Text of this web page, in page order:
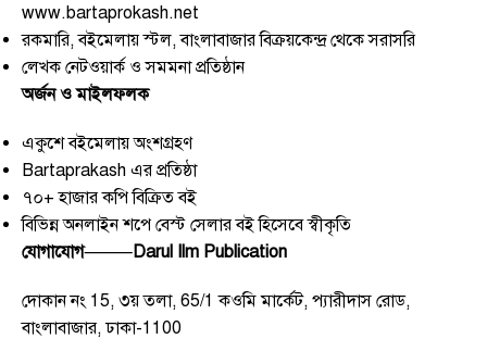
www.bartaprokash.net
রকমারি, বইমেলায় স্টল, বাংলাবাজার বিক্রয়কেন্দ্র থেকে সরাসরি
লেখক নেটওয়ার্ক ও সমমনা প্রতিষ্ঠান
অর্জন ও মাইলফলক
একুশে বইমেলায় অংশগ্রহণ
Bartaprakash এর প্রতিষ্ঠা
৭০+ হাজার কপি বিক্রিত বই
বিভিন্ন অনলাইন শপে বেস্ট সেলার বই হিসেবে স্বীকৃতি
যোগাযোগ⸻Darul Ilm Publication
দোকান নং 15, ৩য় তলা, 65/1 কওমি মার্কেট, প্যারীদাস রোড,
বাংলাবাজার, ঢাকা-1100